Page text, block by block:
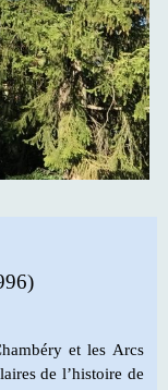
et les Arcs
de l’histoire de